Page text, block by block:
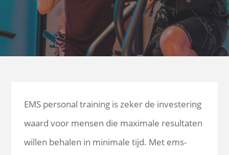
EMS personal training is zeker de investering
waard voor mensen die maximale resultaten
willen behalen in minimale tijd. Met ems-